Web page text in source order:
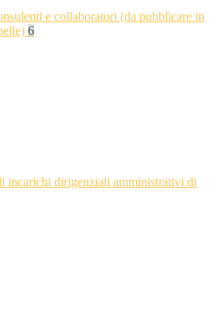
e collaboratori (da pubblicare in
6
incarichi dirigenziali amministrativi di